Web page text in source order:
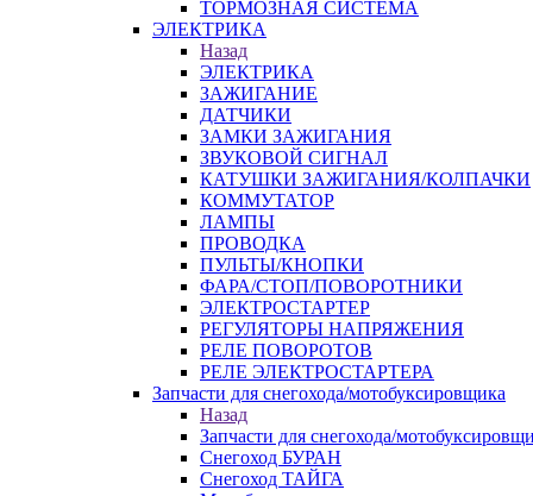
ТОРМОЗНАЯ СИСТЕМА
ЭЛЕКТРИКА
Назад
ЭЛЕКТРИКА
ЗАЖИГАНИЕ
ДАТЧИКИ
ЗАМКИ ЗАЖИГАНИЯ
ЗВУКОВОЙ СИГНАЛ
КАТУШКИ ЗАЖИГАНИЯ/КОЛПАЧКИ
КОММУТАТОР
ЛАМПЫ
ПРОВОДКА
ПУЛЬТЫ/КНОПКИ
ФАРА/СТОП/ПОВОРОТНИКИ
ЭЛЕКТРОСТАРТЕР
РЕГУЛЯТОРЫ НАПРЯЖЕНИЯ
РЕЛЕ ПОВОРОТОВ
РЕЛЕ ЭЛЕКТРОСТАРТЕРА
Запчасти для снегохода/мотобуксировщика
Назад
Запчасти для снегохода/
Снегоход БУРАН
Снегоход ТАЙГА